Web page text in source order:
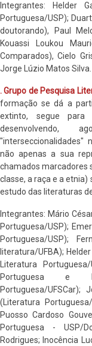
Integrantes: Helder
Portuguesa/USP);
doutorando), Paul
Kouassi Loukou
Comparados), Cielo
Jorge Lúzio Matos Silva.
. Grupo de Pesquisa
formação se dá a
extinto, segue para
"interseccionalidades"
não apenas a sua
chamados marcadores
classe, a raça e a
estudo das literaturas
Integrantes: Mário
Portuguesa/USP);
Portuguesa/USP);
literatura/UFBA);
Literatura
Portuguesa e
Portuguesa/UFSCar);
(Literatura
Puosso Cardoso
Portuguesa - USP/
Rodrigues; Inocência